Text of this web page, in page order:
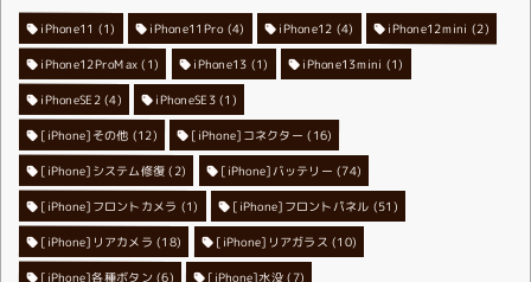
iPhone11 (1) iPhone11Pro(4) iPhone12 (4) iPhone12mini (2)
iPhone12ProMax (1) iPhone13 (1) iPhone13mini (1)
iPhoneSE2(4) iPhoneSE3 (1)
[iPhone]その他 (12) [iPhone]コネクター (16)
[iPhone]システム修復 (2) [iPhone]バッテリー (74)
[iPhone]フロントカメラ (1) [iPhone]フロントパネル (51)
[iPhone]リアカメラ (18) [iPhone]リアガラス (10)
[iPhone]各種ボタン (6) [iPhone]水没 (7)